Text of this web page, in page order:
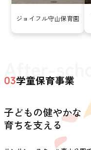
ジョイフル守山保育園
After-
03学童保育事業
子どもの健やかな
育ちを支える